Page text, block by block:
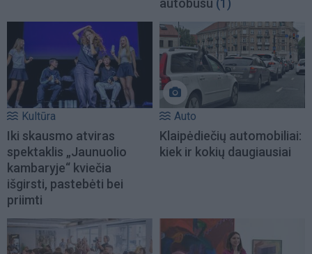
Kultūra
Iki skausmo atviras
spektaklis „Jaunuolio
kambaryje“ kviečia
išgirsti, pastebėti bei
priimti
Auto
Klaipėdiečių automobiliai:
kiek ir kokių daugiausiai